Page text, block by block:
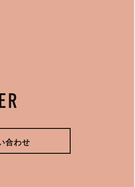
合わせ